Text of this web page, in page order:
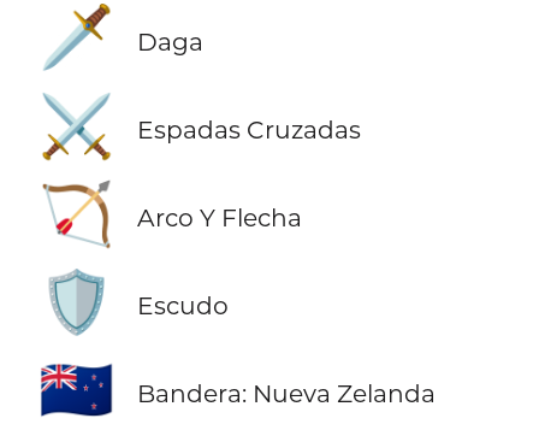
🗡️ Daga
⚔️ Espadas Cruzadas
🏹 Arco Y Flecha
🛡️ Escudo
🇳🇿 Bandera: Nueva Zelanda